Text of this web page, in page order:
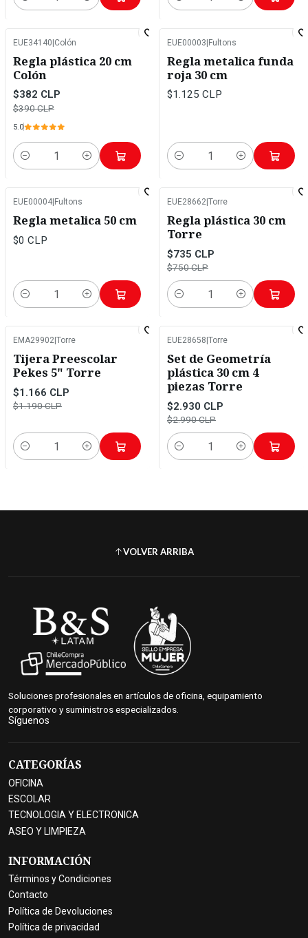
Cantidad Cantidad
EUE34140 Colón
Regla plástica 20 cm
Colón
$382 CLP
$390 CLP
5.0
Cantidad
EUE00003 Fultons
Regla metalica funda
roja 30 cm
$1.125 CLP
Cantidad
EUE00004 Fultons
Regla metalica 50 cm
$0 CLP
Cantidad
EUE28662 Torre
Regla plástica 30 cm
Torre
$735 CLP
$750 CLP
Cantidad
EMA29902 Torre
Tijera Preescolar
Pekes 5" Torre
$1.166 CLP
$1.190 CLP
Cantidad
EUE28658 Torre
Set de Geometría
plástica 30 cm 4
piezas Torre
$2.930 CLP
$2.990 CLP
Cantidad
VOLVER ARRIBA
Soluciones profesionales en artículos de oficina, equipamiento
corporativo y suministros especializados.
Síguenos
CATEGORÍAS
OFICINA
ESCOLAR
TECNOLOGIA Y ELECTRONICA
ASEO Y LIMPIEZA
INFORMACIÓN
Términos y Condiciones
Contacto
Política de Devoluciones
Política de privacidad